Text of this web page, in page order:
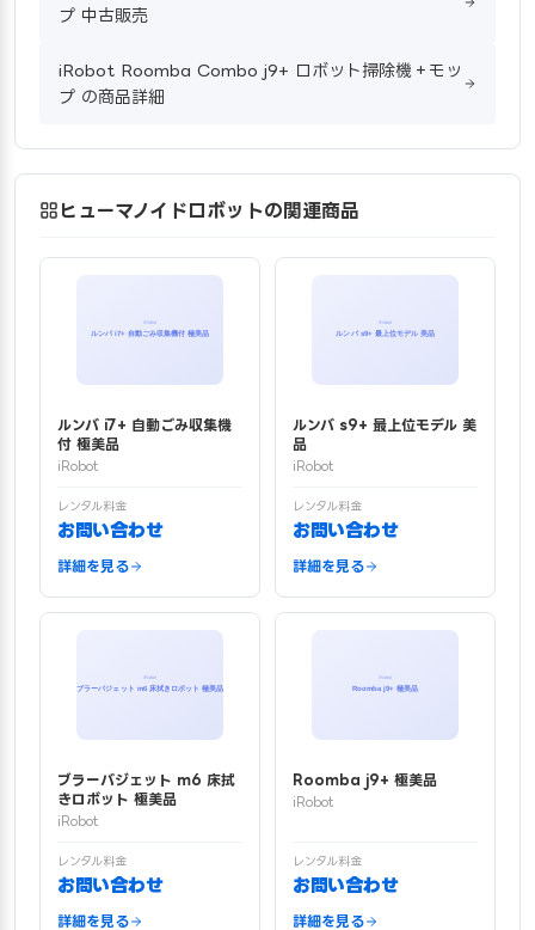
プ 中古販売
iRobot Roomba Combo j9+ ロボット掃除機＋モッ
プ の商品詳細
ヒューマノイドロボットの関連商品
ルンバ i7+ 自動ごみ収集機
付 極美品
iRobot
レンタル料金
お問い合わせ
詳細を見る
ルンバ s9+ 最上位モデル 美
品
iRobot
レンタル料金
お問い合わせ
詳細を見る
ブラーバジェット m6 床拭
きロボット 極美品
iRobot
レンタル料金
お問い合わせ
詳細を見る
Roomba j9+ 極美品
iRobot
レンタル料金
お問い合わせ
詳細を見る